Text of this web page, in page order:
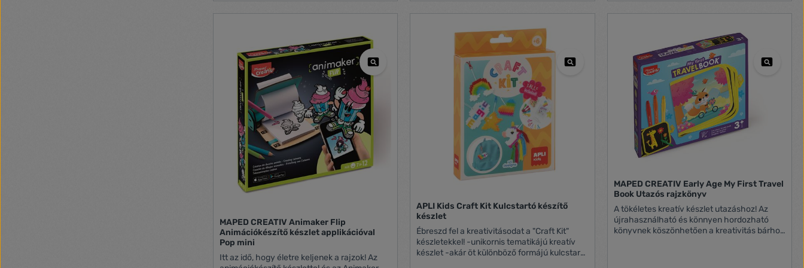
LEGO® Builder appal a gyerekek építés
közben minden szögből felnagyíthatják,
készletben található modellek képétA
gyerekek kreatív készségeinek fejlesztése –
A gyerekek az önálló és a közös LEGO® játék
közben az önbizalmukat és kulcsfontosságú
készségeiket is fejlesztikKözéppontban a
minőség – Minden LEGO® elem megfelel a
szigorú iparági szabványoknak, annak
érdekében, hogy egységesek és
kompatibilisek legyenek, emellett
szórakoztató építési élményt nyújtsanak, ami
már 1958 óta így van
figyelmeztetések: Kis alkatrészek!
Fulladásveszély! Ne nyalogasd és ne vedd a
szádba a festéket! Felnőtt felügyelete mellett
használható! Gyártó/első EU forgalmazó
elérhetősége: MAPED SAS 530 route de
Pringy - 74370 Argonay
sophie.souillard@maped.fr www.maped.com
route de Pringy - 74370 Argonay
sophie.souillard@maped.fr www.maped.com
MAPED CREATIV Animaker Flip
Animációkészítő készlet applikációval
Pop mini
Itt az idő, hogy életre keljenek a rajzok! Az
APLI Kids Craft Kit Kulcstartó készítő
készlet
Ébreszd fel a kreativitásodat a "Craft Kit"
készletekkel! -unikornis tematikájú kreatív
készlet -akár öt különböző formájú kulcstartó
MAPED CREATIV Early Age My First Travel
Book Utazós rajzkönyv
A tökéletes kreatív készlet utazáshoz! Az
újrahasználható és könnyen hordozható
könyvnek köszönhetően a kreativitás bárhol,